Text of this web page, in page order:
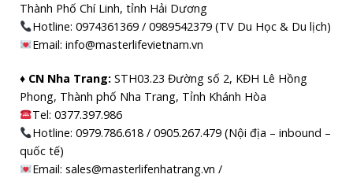
Thành Phố Chí Linh, tỉnh Hải Dương
Hotline: 0974361369 / 0989542379 (TV Du Học & Du lịch)
Email: info@masterlifevietnam.vn
♦ CN Nha Trang: STH03.23 Đường số 2, KĐH Lê Hồng
Phong, Thành phố Nha Trang, Tỉnh Khánh Hòa
Tel: 0377.397.986
Hotline: 0979.786.618 / 0905.267.479 (Nội địa – inbound –
quốc tế)
Email: sales@masterlifenhatrang.vn /